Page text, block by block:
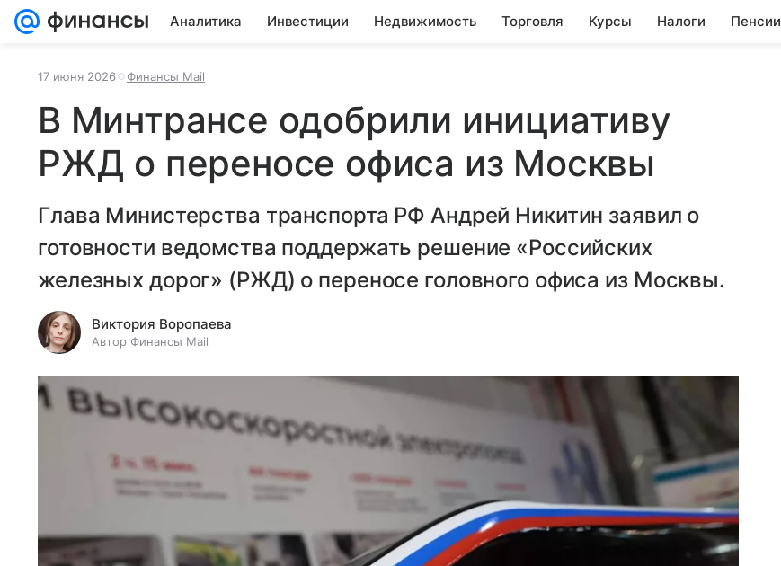
Аналитика Инвестиции Недвижимость Торговля Курсы Налоги Пенсии
17 июня 2026 Финансы Mail
В Минтрансе одобрили инициативу
РЖД о переносе офиса из Москвы
Глава Министерства транспорта РФ Андрей Никитин заявил о
готовности ведомства поддержать решение «Российских
железных дорог» (РЖД) о переносе головного офиса из Москвы.
Виктория Воропаева
Автор Финансы Mail